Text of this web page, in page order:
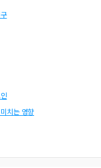
치는 영향